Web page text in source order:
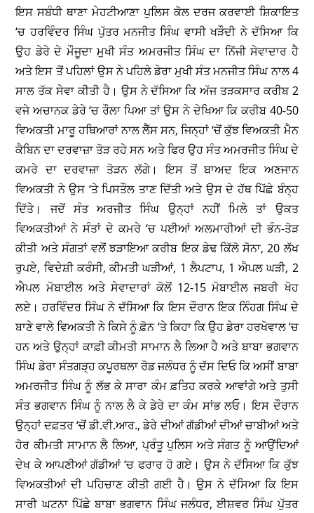
ਇਸ ਸਬੰਧੀ ਥਾਣਾ ਮੇਹਟੀਆਣਾ ਪੁਲਿਸ ਕੋਲ ਦਰਜ ਕਰਵਾਈ ਸ਼ਿਕਾਇਤ
‘ਚ ਹਰਵਿੰਦਰ ਸਿੰਘ ਪੁੱਤਰ ਮਨਜੀਤ ਸਿੰਘ ਵਾਸੀ ਖੜੌਦੀ ਨੇ ਦੱਸਿਆ ਕਿ
ਉਹ ਡੇਰੇ ਦੇ ਮੌਜੂਦਾ ਮੁਖੀ ਸੰਤ ਅਮਰਜੀਤ ਸਿੰਘ ਦਾ ਨਿੱਜੀ ਸੇਵਾਦਾਰ ਹੈ
ਅਤੇ ਇਸ ਤੋਂ ਪਹਿਲਾਂ ਉਸ ਨੇ ਪਹਿਲੇ ਡੇਰਾ ਮੁਖੀ ਸੰਤ ਮਨਜੀਤ ਸਿੰਘ ਨਾਲ 4
ਸਾਲ ਤੱਕ ਸੇਵਾ ਕੀਤੀ ਹੈ। ਉਸ ਨੇ ਦੱਸਿਆ ਕਿ ਅੱਜ ਤੜਕਸਾਰ ਕਰੀਬ 2
ਵਜੇ ਅਚਾਨਕ ਡੇਰੇ ‘ਚ ਰੌਲਾ ਪਿਆ ਤਾਂ ਉਸ ਨੇ ਦੇਖਿਆ ਕਿ ਕਰੀਬ 40-50
ਵਿਅਕਤੀ ਮਾਰੂ ਹਥਿਆਰਾਂ ਨਾਲ ਲੈੱਸ ਸਨ, ਜਿਨ੍ਹਾਂ ‘ਚੋਂ ਕੁੱਝ ਵਿਅਕਤੀ ਮੈਨ
ਕੈਬਿਨ ਦਾ ਦਰਵਾਜ਼ਾ ਤੋੜ ਰਹੇ ਸਨ ਅਤੇ ਫਿਰ ਉਹ ਸੰਤ ਅਮਰਜੀਤ ਸਿੰਘ ਦੇ
ਕਮਰੇ ਦਾ ਦਰਵਾਜ਼ਾ ਤੋੜਨ ਲੱਗੇ। ਇਸ ਤੋਂ ਬਾਅਦ ਇਕ ਅਣਜਾਨ
ਵਿਅਕਤੀ ਨੇ ਉਸ ‘ਤੇ ਪਿਸਤੌਲ ਤਾਣ ਦਿੱਤੀ ਅਤੇ ਉਸ ਦੇ ਹੱਥ ਪਿੱਛੇ ਬੰਨ੍ਹ
ਦਿੱਤੇ। ਜਦੋਂ ਸੰਤ ਅਰਜੀਤ ਸਿੰਘ ਉਨ੍ਹਾਂ ਨਹੀਂ ਮਿਲੇ ਤਾਂ ਉਕਤ
ਵਿਅਕਤੀਆਂ ਨੇ ਸੰਤਾਂ ਦੇ ਕਮਰੇ ‘ਚ ਪਈਆਂ ਅਲਮਾਰੀਆਂ ਦੀ ਭੰਨ-ਤੋੜ
ਕੀਤੀ ਅਤੇ ਸੰਗਤਾਂ ਵਲੋਂ ਝੜਾਇਆ ਕਰੀਬ ਇਕ ਡੇਢ ਕਿੱਲੋ ਸੋਨਾ, 20 ਲੱਖ
ਰੁਪਏ, ਵਿਦੇਸ਼ੀ ਕਰੰਸੀ, ਕੀਮਤੀ ਘੜੀਆਂ, 1 ਲੈਪਟਾਪ, 1 ਐਪਲ ਘੜੀ, 2
ਐਪਲ ਮੋਬਾਈਲ ਅਤੇ ਸੇਵਾਦਾਰਾਂ ਕੋਲੋਂ 12-15 ਮੋਬਾਈਲ ਜਬਰੀ ਖੋਹ
ਲਏ। ਹਰਵਿੰਦਰ ਸਿੰਘ ਨੇ ਦੱਸਿਆ ਕਿ ਇਸ ਦੌਰਾਨ ਇਕ ਨਿੰਹਗ ਸਿੰਘ ਦੇ
ਬਾਣੇ ਵਾਲੇ ਵਿਅਕਤੀ ਨੇ ਕਿਸੇ ਨੂੰ ਫ਼ੋਨ ‘ਤੇ ਕਿਹਾ ਕਿ ਉਹ ਡੇਰਾ ਹਰਖੋਵਾਲ ‘ਚ
ਹਨ ਅਤੇ ਉਨ੍ਹਾਂ ਕਾਫ਼ੀ ਕੀਮਤੀ ਸਾਮਾਨ ਲੈ ਲਿਆ ਹੈ ਅਤੇ ਬਾਬਾ ਭਗਵਾਨ
ਸਿੰਘ ਡੇਰਾ ਸੰਤਗੜ੍ਹ ਕਪੂਰਥਲਾ ਰੋਡ ਜਲੰਧਰ ਨੂੰ ਦੱਸ ਦਿਓ ਕਿ ਅਸੀਂ ਬਾਬਾ
ਅਮਰਜੀਤ ਸਿੰਘ ਨੂੰ ਲੱਭ ਕੇ ਸਾਰਾ ਕੰਮ ਫ਼ਤਿਹ ਕਰਕੇ ਆਵਾਂਗੇ ਅਤੇ ਤੁਸੀ
ਸੰਤ ਭਗਵਾਨ ਸਿੰਘ ਨੂੰ ਨਾਲ ਲੈ ਕੇ ਡੇਰੇ ਦਾ ਕੰਮ ਸਾਂਭ ਲਓ। ਇਸ ਦੌਰਾਨ
ਉਨ੍ਹਾਂ ਦਫ਼ਤਰ ‘ਚੋਂ ਡੀ.ਵੀ.ਆਰ., ਡੇਰੇ ਦੀਆਂ ਗੱਡੀਆਂ ਦੀਆਂ ਚਾਬੀਆਂ ਅਤੇ
ਹੋਰ ਕੀਮਤੀ ਸਾਮਾਨ ਲੈ ਲਿਆ, ਪ੍ਰੰਤੂ ਪੁਲਿਸ ਅਤੇ ਸੰਗਤ ਨੂੰ ਆਉਂਦਿਆਂ
ਦੇਖ ਕੇ ਆਪਣੀਆਂ ਗੱਡੀਆਂ ‘ਚ ਫਰਾਰ ਹੋ ਗਏ। ਉਸ ਨੇ ਦੱਸਿਆ ਕਿ ਕੁੱਝ
ਵਿਅਕਤੀਆਂ ਦੀ ਪਹਿਚਾਣ ਕੀਤੀ ਗਈ ਹੈ। ਉਸ ਨੇ ਦੱਸਿਆ ਕਿ ਇਸ
ਸਾਰੀ ਘਟਨਾ ਪਿੱਛੇ ਬਾਬਾ ਭਗਵਾਨ ਸਿੰਘ ਜਲੰਧਰ, ਈਸ਼ਵਰ ਸਿੰਘ ਪੁੱਤਰ